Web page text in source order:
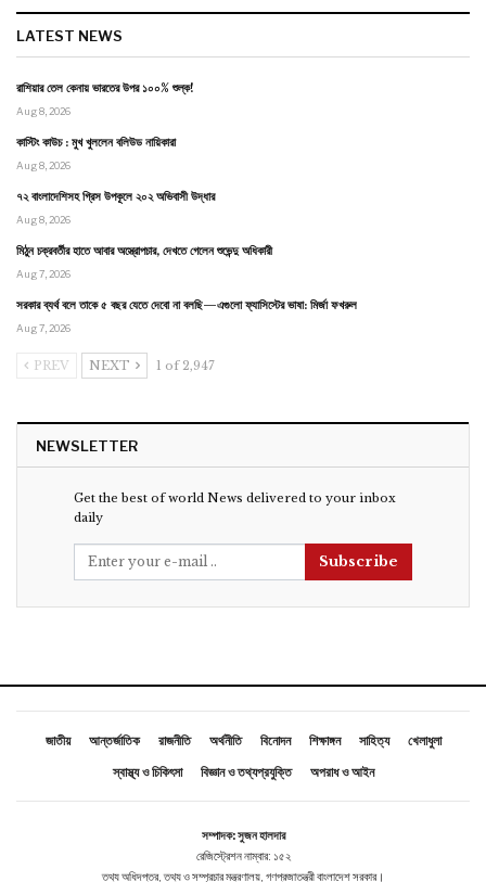
LATEST NEWS
রাশিয়ার তেল কেনায় ভারতের উপর ১০০% শুল্ক!
Aug 8, 2026
কাস্টিং কাউচ : মুখ খুললেন বলিউড নায়িকারা
Aug 8, 2026
৭২ বাংলাদেশিসহ গ্রিস উপকূলে ২০২ অভিবাসী উদ্ধার
Aug 8, 2026
মিঠুন চক্রবর্তীর হাতে আবার অস্ত্রোপচার, দেখতে গেলেন শুভেন্দু অধিকারী
Aug 7, 2026
সরকার ব্যর্থ বলে তাকে ৫ বছর যেতে দেবো না বলছি—এগুলো ফ্যাসিস্টের ভাষা: মির্জা ফখরুল
Aug 7, 2026
PREV NEXT 1 of 2,947
NEWSLETTER
Get the best of world News delivered to your inbox
daily
Subscribe
জাতীয় আন্তর্জাতিক রাজনীতি অর্থনীতি বিনোদন শিক্ষাঙ্গন সাহিত্য
খেলাধুলা
স্বাস্থ্য ও চিকিৎসা
বিজ্ঞান ও তথ্যপ্রযুক্তি অপরাধ ও আইন
সম্পাদক: সুজন হালদার
রেজিস্ট্রেশন নাম্বার: ১৫২
তথ্য অধিদপ্তর, তথ্য ও সম্প্রচার মন্ত্রণালয়, গণপ্রজাতন্ত্রী বাংলাদেশ সরকার।